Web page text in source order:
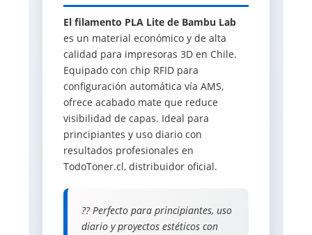
El filamento PLA Lite de Bambu Lab
es un material económico y de alta
calidad para impresoras 3D en Chile.
Equipado con chip RFID para
configuración automática vía AMS,
ofrece acabado mate que reduce
visibilidad de capas. Ideal para
principiantes y uso diario con
resultados profesionales en
TodoToner.cl, distribuidor oficial.
?? Perfecto para principiantes, uso
diario y proyectos estéticos con